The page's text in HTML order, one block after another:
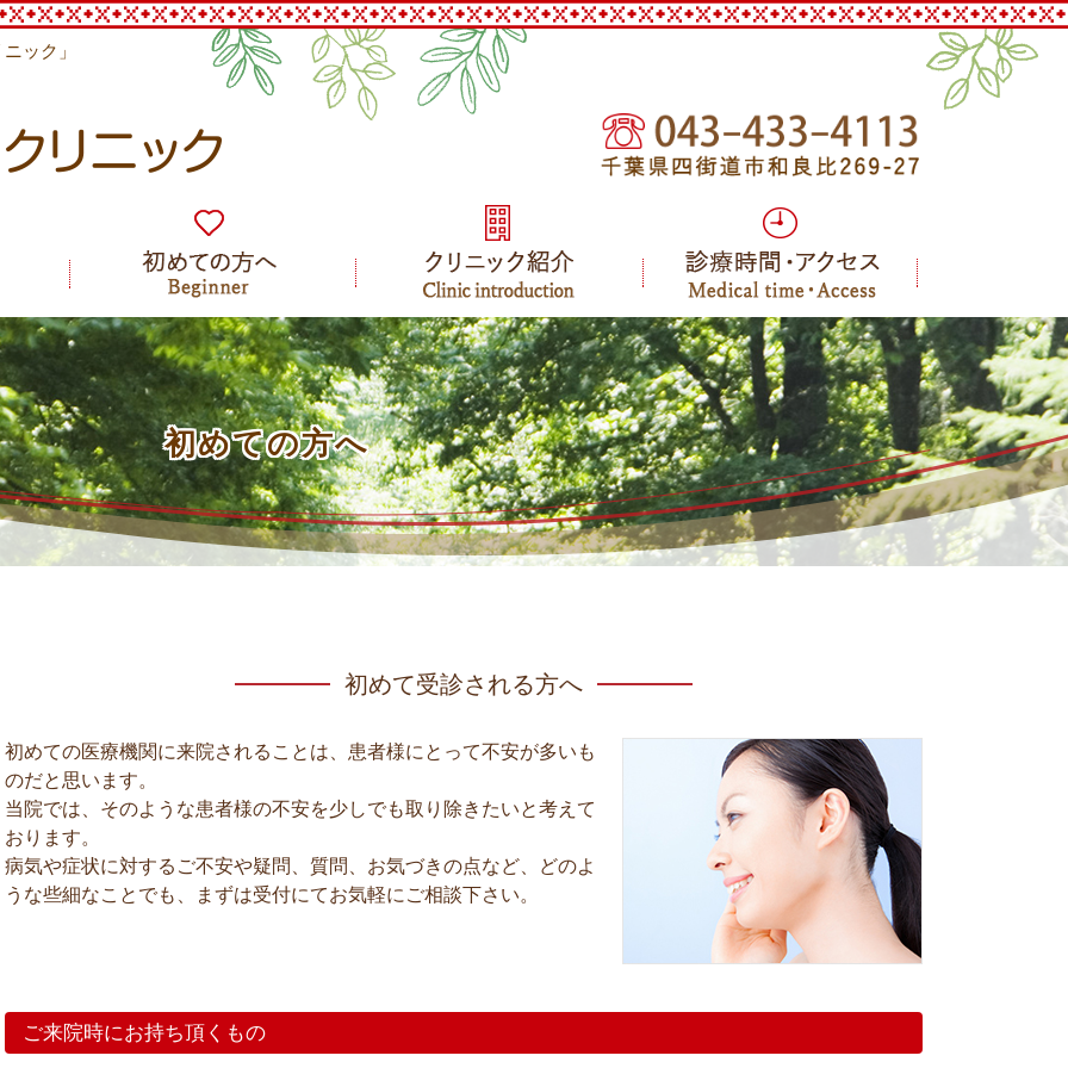
ック」
初めての方へ
初めて受診される方へ
初めての医療機関に来院されることは、患者様にとって不安が多いも
のだと思います。
当院では、そのような患者様の不安を少しでも取り除きたいと考えて
おります。
病気や症状に対するご不安や疑問、質問、お気づきの点など、どのよ
うな些細なことでも、まずは受付にてお気軽にご相談下さい。
ご来院時にお持ち頂くもの